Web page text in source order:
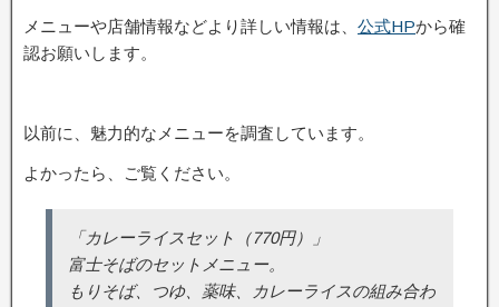
メニューや店舗情報などより詳しい情報は、 公式HPから確
認お願いします。
以前に、魅力的なメニューを調査しています。
よかったら、ご覧ください。
「カレーライスセット（770円）」
富士そばのセットメニュー。
もりそば、つゆ、薬味、カレーライスの組み合わ